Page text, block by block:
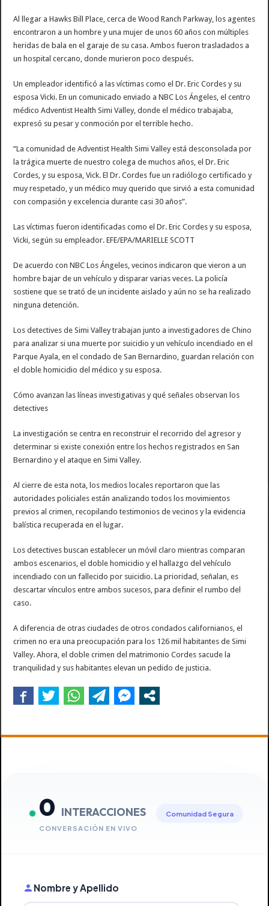
Al llegar a Hawks Bill Place, cerca de Wood Ranch Parkway, los agentes
encontraron a un hombre y una mujer de unos 60 años con múltiples
heridas de bala en el garaje de su casa. Ambos fueron trasladados a
un hospital cercano, donde murieron poco después.
Un empleador identificó a las víctimas como el Dr. Eric Cordes y su
esposa Vicki. En un comunicado enviado a NBC Los Ángeles, el centro
médico Adventist Health Simi Valley, donde el médico trabajaba,
expresó su pesar y conmoción por el terrible hecho.
“La comunidad de Adventist Health Simi Valley está desconsolada por
la trágica muerte de nuestro colega de muchos años, el Dr. Eric
Cordes, y su esposa, Vick. El Dr. Cordes fue un radiólogo certificado y
muy respetado, y un médico muy querido que sirvió a esta comunidad
con compasión y excelencia durante casi 30 años”.
Las víctimas fueron identificadas como el Dr. Eric Cordes y su esposa,
Vicki, según su empleador. EFE/EPA/MARIELLE SCOTT
De acuerdo con NBC Los Ángeles, vecinos indicaron que vieron a un
hombre bajar de un vehículo y disparar varias veces. La policía
sostiene que se trató de un incidente aislado y aún no se ha realizado
ninguna detención.
Los detectives de Simi Valley trabajan junto a investigadores de Chino
para analizar si una muerte por suicidio y un vehículo incendiado en el
Parque Ayala, en el condado de San Bernardino, guardan relación con
el doble homicidio del médico y su esposa.
Cómo avanzan las líneas investigativas y qué señales observan los
detectives
La investigación se centra en reconstruir el recorrido del agresor y
determinar si existe conexión entre los hechos registrados en San
Bernardino y el ataque en Simi Valley.
Al cierre de esta nota, los medios locales reportaron que las
autoridades policiales están analizando todos los movimientos
previos al crimen, recopilando testimonios de vecinos y la evidencia
balística recuperada en el lugar.
Los detectives buscan establecer un móvil claro mientras comparan
ambos escenarios, el doble homicidio y el hallazgo del vehículo
incendiado con un fallecido por suicidio. La prioridad, señalan, es
descartar vínculos entre ambos sucesos, para definir el rumbo del
caso.
A diferencia de otras ciudades de otros condados californianos, el
crimen no era una preocupación para los 126 mil habitantes de Simi
Valley. Ahora, el doble crimen del matrimonio Cordes sacude la
tranquilidad y sus habitantes elevan un pedido de justicia.
0 INTERACCIONES
CONVERSACIÓN EN VIVO
Comunidad Segura
Nombre y Apellido